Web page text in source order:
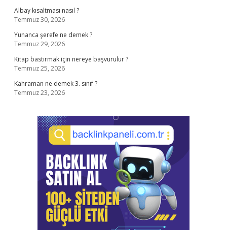
Albay kısaltması nasıl ?
Temmuz 30, 2026
Yunanca şerefe ne demek ?
Temmuz 29, 2026
Kitap bastırmak için nereye başvurulur ?
Temmuz 25, 2026
Kahraman ne demek 3. sınıf ?
Temmuz 23, 2026